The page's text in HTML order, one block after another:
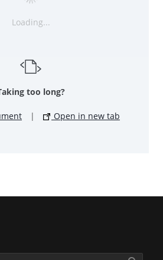
Loading...
too long?
| Open in new tab